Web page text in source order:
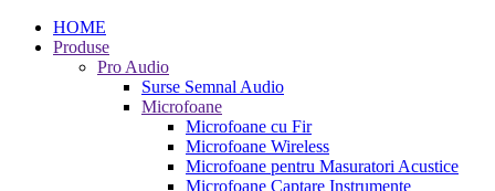
HOME
Produse
Pro Audio
Surse Semnal Audio
Microfoane
Microfoane cu Fir
Microfoane Wireless
Microfoane pentru Masuratori Acustice
Microfoane Captare Instrumente